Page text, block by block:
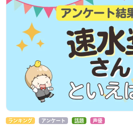
ランキング アンケート 話題 声優